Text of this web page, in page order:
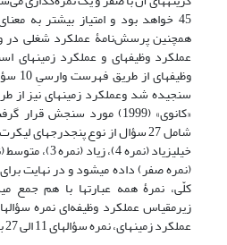
45 خواهد بود و امتیاز بیشتر به
همچنین پرسش‌نامۀ عملکرد شغلی در
عملکرد وظیفه­ای و عملکرد زمینه­ای
وظیفه­ای از طریق فهرست ­وارسیِ 10 سؤالی توسط «بیرن»
«کانوی» (1999) مورد سنجش
شامل 27 سؤال از نوع پنج­درجه­ای
(نمره صفر) داده می­شود و در نهایت
کلّی، نمرۀ­ همه­ عبارت­ها با هم جمع
عملکرد زمینه­ای، نمره­ سؤال­های 11 الی 27 با هم جمع می­شود.